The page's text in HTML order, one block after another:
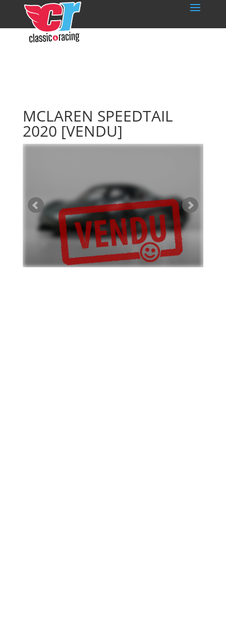
MCLAREN SPEEDTAIL
2020 [VENDU]